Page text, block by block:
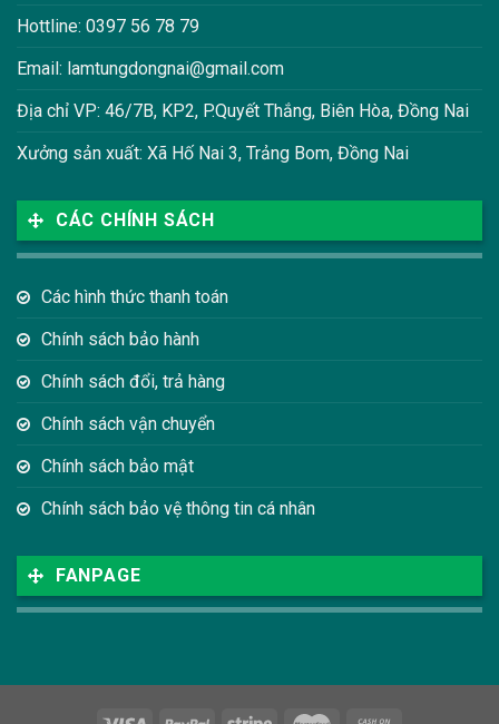
Hottline: 0397 56 78 79
Email: lamtungdongnai@gmail.com
Địa chỉ VP: 46/7B, KP2, P.Quyết Thắng, Biên Hòa, Đồng Nai
Xưởng sản xuất: Xã Hố Nai 3, Trảng Bom, Đồng Nai
CÁC CHÍNH SÁCH
Các hình thức thanh toán
Chính sách bảo hành
Chính sách đổi, trả hàng
Chính sách vận chuyển
Chính sách bảo mật
Chính sách bảo vệ thông tin cá nhân
FANPAGE